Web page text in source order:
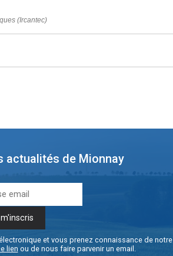
(Ircantec)
actualités de Mionnay
et vous prenez connaissance de notre
lien ou de nous faire parvenir un email.